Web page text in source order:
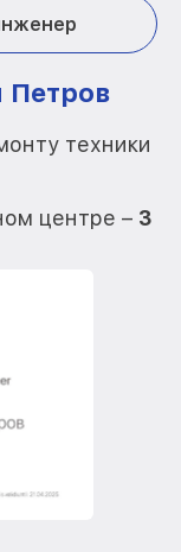
Петров
техники
центре – 3